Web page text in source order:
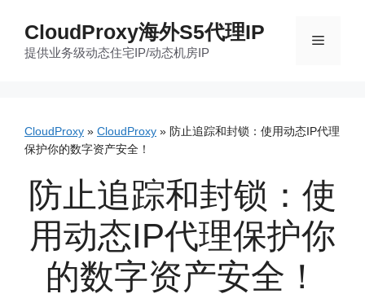
CloudProxy海外S5代理IP
提供业务级动态住宅IP/动态机房IP
菜
CloudProxy » CloudProxy » 防止追踪和封锁：使用动态IP代理
保护你的数字资产安全！
防止追踪和封锁：使
用动态IP代理保护你
的数字资产安全！